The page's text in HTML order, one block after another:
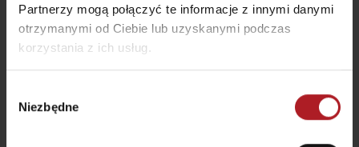
Partnerzy mogą połączyć te informacje z innymi danymi
otrzymanymi od Ciebie lub uzyskanymi podczas
korzystania z ich usług.
zgody
Niezbędne
Areał slalomu wodnego Ondreja Cibáka